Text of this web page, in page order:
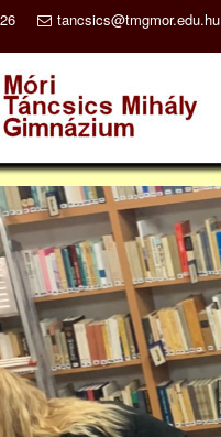
tancsics@tmgmor.edu.hu